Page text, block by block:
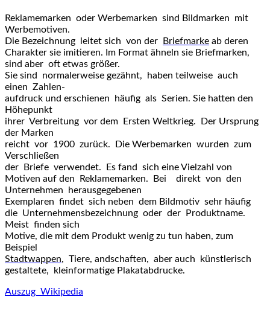
Reklamemarken oder Werbemarken sind Bildmarken mit
Werbemotiven.
Die Bezeichnung leitet sich von der
Briefmarke ab deren
Charakter sie imitieren. Im Format ähneln sie Briefmarken,
sind aber oft etwas größer.
Sie sind normalerweise gezähnt, haben teilweise auch
einen Zahlen-
aufdruck und erschienen häufig als Serien. Sie hatten den
Höhepunkt
ihrer Verbreitung vor dem Ersten Weltkrieg. Der Ursprung
der Marken
reicht vor 1900 zurück. Die Werbemarken wurden zum
Verschließen
der Briefe verwendet. Es fand sich eine Vielzahl von
Motiven auf den Reklamemarken. Bei direkt von den
Unternehmen herausgegebenen
Exemplaren findet sich neben dem Bildmotiv sehr häufig
die Unternehmensbezeichnung oder der Produktname.
Meist finden sich
Motive, die mit dem Produkt wenig zu tun haben, zum
Beispiel
Stadtwappen, Tiere, andschaften, aber auch künstlerisch
gestaltete, kleinformatige Plakatabdrucke.
Auszug Wikipedia